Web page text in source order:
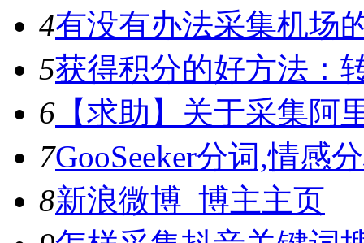
4有没有办法采集机场
5获得积分的好方法：
6 【求助】关于采集阿
7GooSeeker分词,情感
8新浪微博_博主主页